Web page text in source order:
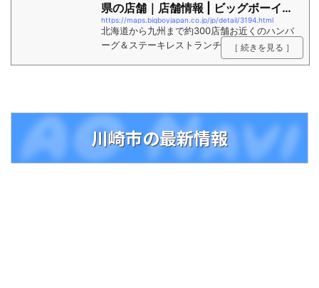
県の店舗｜店舗情報 | ビッグボーイジ
ャパン
https://maps.bigboyjapan.co.jp/jp/detail/3194.html
北海道から九州まで約300店舗お近くのハンバ
ーグ＆ステーキレストランチェーン「ビッグボ
［ 続きを見る ］
川崎市の最新情報